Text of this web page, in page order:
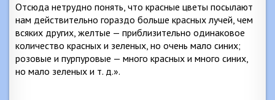
Отсюда нетрудно понять, что красные цветы посылают
нам действительно гораздо больше красных лучей, чем
всяких других, желтые — приблизительно одинаковое
количество красных и зеленых, но очень мало синих;
розовые и пурпуровые — много красных и много синих,
но мало зеленых и т. д.».